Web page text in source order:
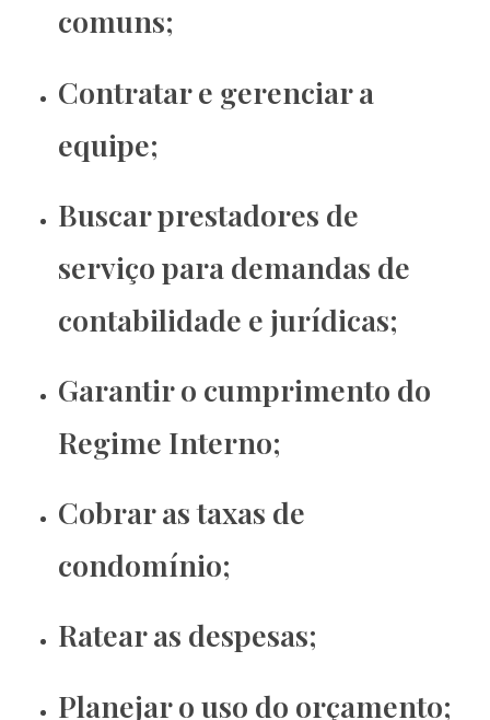
comuns;
Contratar e gerenciar a
equipe;
Buscar prestadores de
serviço para demandas de
contabilidade e jurídicas;
Garantir o cumprimento do
Regime Interno;
Cobrar as taxas de
condomínio;
Ratear as despesas;
Planejar o uso do orçamento;